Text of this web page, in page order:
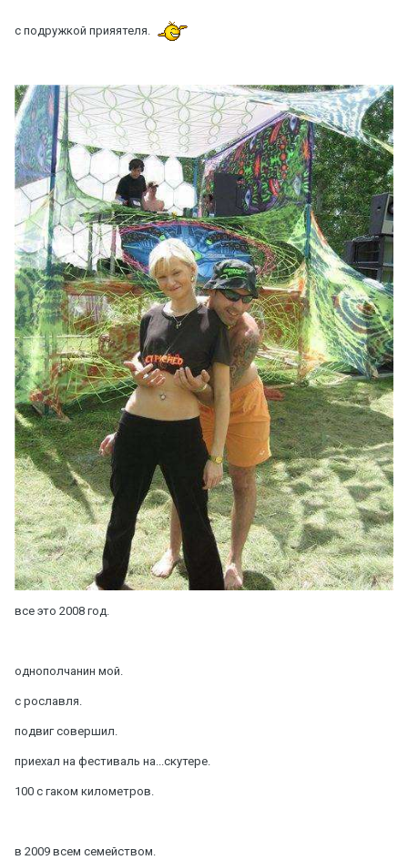
с подружкой прияятеля.
все это 2008 год.
однополчанин мой.
с рославля.
подвиг совершил.
приехал на фестиваль на...скутере.
100 с гаком километров.
в 2009 всем семейством.